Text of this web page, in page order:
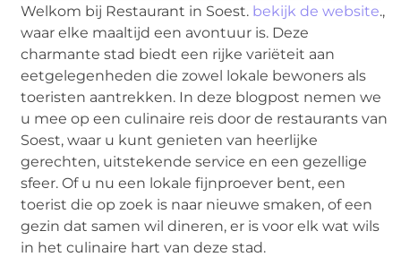
Welkom bij Restaurant in Soest. bekijk de website.,
waar elke maaltijd een avontuur is. Deze
charmante stad biedt een rijke variëteit aan
eetgelegenheden die zowel lokale bewoners als
toeristen aantrekken. In deze blogpost nemen we
u mee op een culinaire reis door de restaurants van
Soest, waar u kunt genieten van heerlijke
gerechten, uitstekende service en een gezellige
sfeer. Of u nu een lokale fijnproever bent, een
toerist die op zoek is naar nieuwe smaken, of een
gezin dat samen wil dineren, er is voor elk wat wils
in het culinaire hart van deze stad.